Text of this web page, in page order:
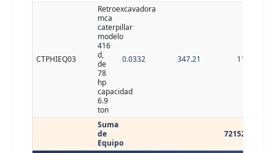
CTPHIEQ03
Retroexcavadora
mca
caterpillar
modelo
416
d,
de
78
hp
capacidad
6.9
ton
0.0332 347.21 11.53
Suma
de
Equipo
72152.09